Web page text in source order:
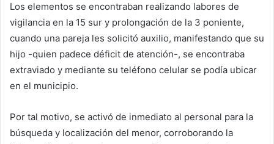
Los elementos se encontraban realizando labores de
vigilancia en la 15 sur y prolongación de la 3 poniente,
cuando una pareja les solicitó auxilio, manifestando que su
hijo -quien padece déficit de atención-, se encontraba
extraviado y mediante su teléfono celular se podía ubicar
en el municipio.
Por tal motivo, se activó de inmediato al personal para la
búsqueda y localización del menor, corroborando la